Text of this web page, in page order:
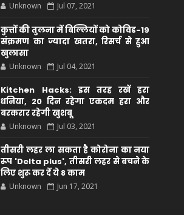
Unknown Jul 07, 2021
कुत्तों की तुलना में बिल्लियों को कोविड-19
संक्रमण का ज्यादा खतरा, रिसर्च से हुआ
खुलासा
Unknown Jul 04, 2021
Kitchen Hacks: इस तरह रखें हरा
धनिया, 20 दिन रहेगा एकदम हरा और
बरकरार रहेगी खुशबू
Unknown Jul 03, 2021
तीसरी लहर ला सकता है कोरोना का नया
रूप 'Delta plus', तीसरी लहर से बचने के
लिए शुरू कर दें ये 8 काम
Unknown Jun 17, 2021